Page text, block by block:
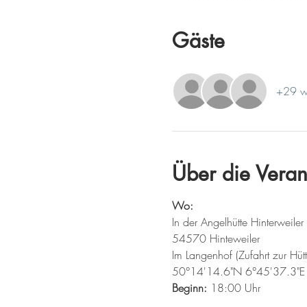
Gäste
+29
Über die
Wo:
In der Angelhütte Hinterweiler
54570 Hinteweiler
Im Langenhof (Zufahrt zur
50°14'14.6"N 6°45'37.3"E
Beginn: 18:00 Uhr